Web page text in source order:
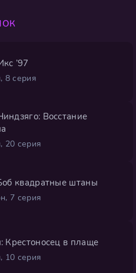
’97
8 серия
Восстание
20 серия
квадратные штаны
7 серия
Крестоносец в плаще
10 серия